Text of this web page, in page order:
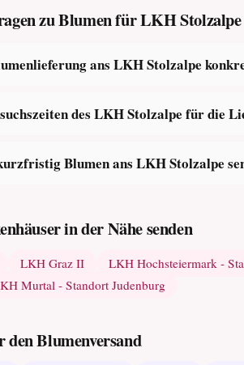
zu Blumen für LKH Stolzalpe
ans LKH Stolzalpe
des LKH Stolzalpe für die
Blumen ans LKH Stolzalpe
in der Nähe senden
LKH Graz II LKH Hochsteiermark -
Murtal - Standort Judenburg
den Blumenversand